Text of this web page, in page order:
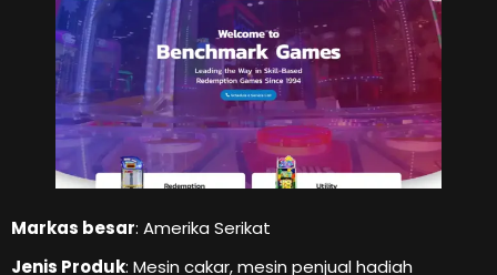
Markas besar: Amerika Serikat
Jenis Produk: Mesin cakar, mesin penjual hadiah